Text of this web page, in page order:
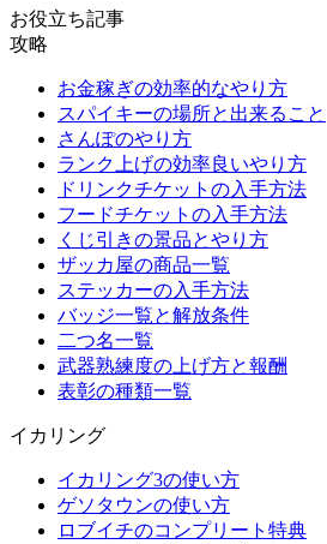
お役立ち記事
攻略
お金稼ぎの効率的なやり方
スパイキーの場所と出来ること
さんぽのやり方
ランク上げの効率良いやり方
ドリンクチケットの入手方法
フードチケットの入手方法
くじ引きの景品とやり方
ザッカ屋の商品一覧
ステッカーの入手方法
バッジ一覧と解放条件
二つ名一覧
武器熟練度の上げ方と報酬
表彰の種類一覧
イカリング
イカリング3の使い方
ゲソタウンの使い方
ロブイチのコンプリート特典